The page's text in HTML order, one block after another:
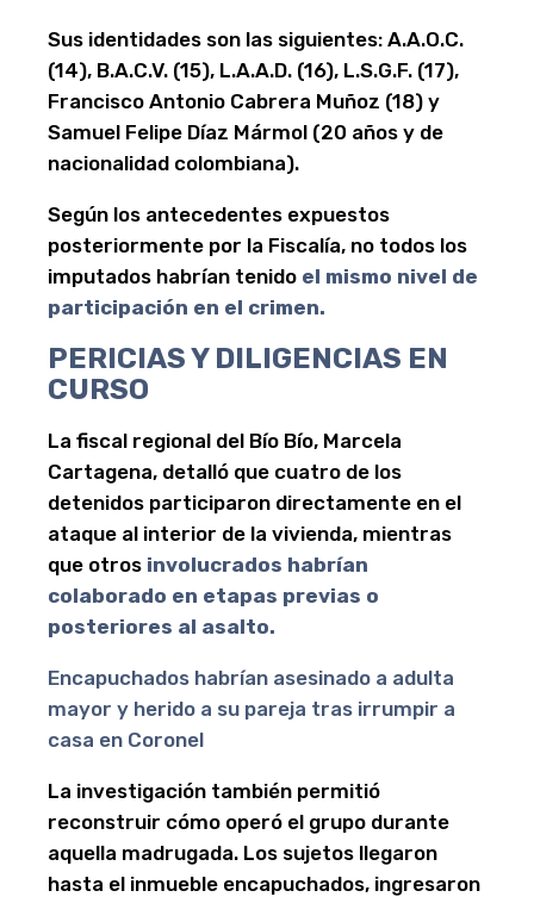
Sus identidades son las siguientes: A.A.O.C.
(14), B.A.C.V. (15), L.A.A.D. (16), L.S.G.F. (17),
Francisco Antonio Cabrera Muñoz (18) y
Samuel Felipe Díaz Mármol (20 años y de
nacionalidad colombiana).
Según los antecedentes expuestos
posteriormente por la Fiscalía, no todos los
imputados habrían tenido el mismo nivel de
participación en el crimen.
PERICIAS Y DILIGENCIAS EN
CURSO
La fiscal regional del Bío Bío, Marcela
Cartagena, detalló que cuatro de los
detenidos participaron directamente en el
ataque al interior de la vivienda, mientras
que otros involucrados habrían
colaborado en etapas previas o
posteriores al asalto.
Encapuchados habrían asesinado a adulta
mayor y herido a su pareja tras irrumpir a
casa en Coronel
La investigación también permitió
reconstruir cómo operó el grupo durante
aquella madrugada. Los sujetos llegaron
hasta el inmueble encapuchados, ingresaron